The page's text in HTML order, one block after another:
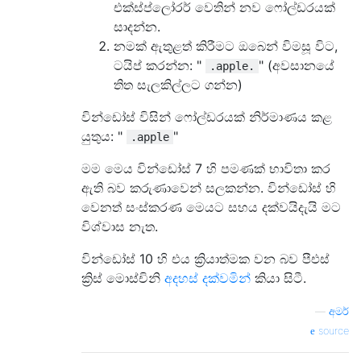
එක්ස්ප්ලෝරර් වෙතින් නව ෆෝල්ඩරයක්
සාදන්න.
නමක් ඇතුළත් කිරීමට ඔබෙන් විමසූ විට,
ටයිප් කරන්න: "
.apple. " (අවසානයේ
තිත සැලකිල්ලට ගන්න)
වින්ඩෝස් විසින් ෆෝල්ඩරයක් නිර්මාණය කළ
යුතුය: "
.apple "
මම මෙය වින්ඩෝස් 7 හි පමණක් භාවිතා කර
ඇති බව කරුණාවෙන් සලකන්න. වින්ඩෝස් හි
වෙනත් සංස්කරණ මෙයට සහය දක්වයිදැයි මට
විශ්වාස නැත.
වින්ඩෝස් 10 හි එය ක්‍රියාත්මක වන බව පීඑස්
ක්‍රිස් මොස්චිනි අදහස් දක්වමින් කියා සිටී.
අමර්
source